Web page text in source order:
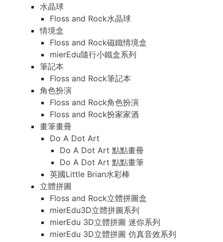
水晶球
Floss and Rock水晶球
情境盒
Floss and Rock磁鐵情境盒
mierEdu隨行小鐵盒系列
筆記本
Floss and Rock筆記本
角色扮演
Floss and Rock角色扮演
Floss and Rock扮家家酒
畫筆畫冊
Do A Dot Art
Do A Dot Art 點點畫冊
Do A Dot Art 點點畫筆
英國Little Brian水彩棒
立體拼圖
Floss and Rock立體拼圖盒
mierEdu3D立體拼圖系列
mierEdu 3D立體拼圖 迷你系列
mierEdu 3D立體拼圖 仿真音效系列